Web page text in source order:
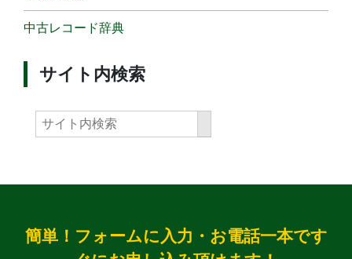
中古レコード辞典
サイト内検索
簡単！フォームに入力・お電話一本です